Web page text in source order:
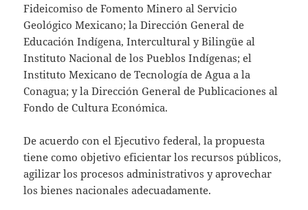
Fideicomiso de Fomento Minero al Servicio
Geológico Mexicano; la Dirección General de
Educación Indígena, Intercultural y Bilingüe al
Instituto Nacional de los Pueblos Indígenas; el
Instituto Mexicano de Tecnología de Agua a la
Conagua; y la Dirección General de Publicaciones al
Fondo de Cultura Económica.
De acuerdo con el Ejecutivo federal, la propuesta
tiene como objetivo eficientar los recursos públicos,
agilizar los procesos administrativos y aprovechar
los bienes nacionales adecuadamente.